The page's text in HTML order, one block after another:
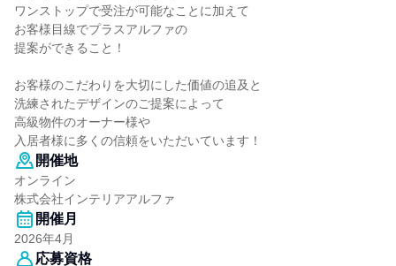
ワンストップで受注が可能なことに加えて
お客様目線でプラスアルファの
提案ができること！
お客様のこだわりを大切にした価値の追及と
洗練されたデザインのご提案によって
高級物件のオーナー様や
入居者様に多くの信頼をいただいています！
開催地
オンライン
株式会社インテリアアルファ
開催月
2026年4月
応募資格